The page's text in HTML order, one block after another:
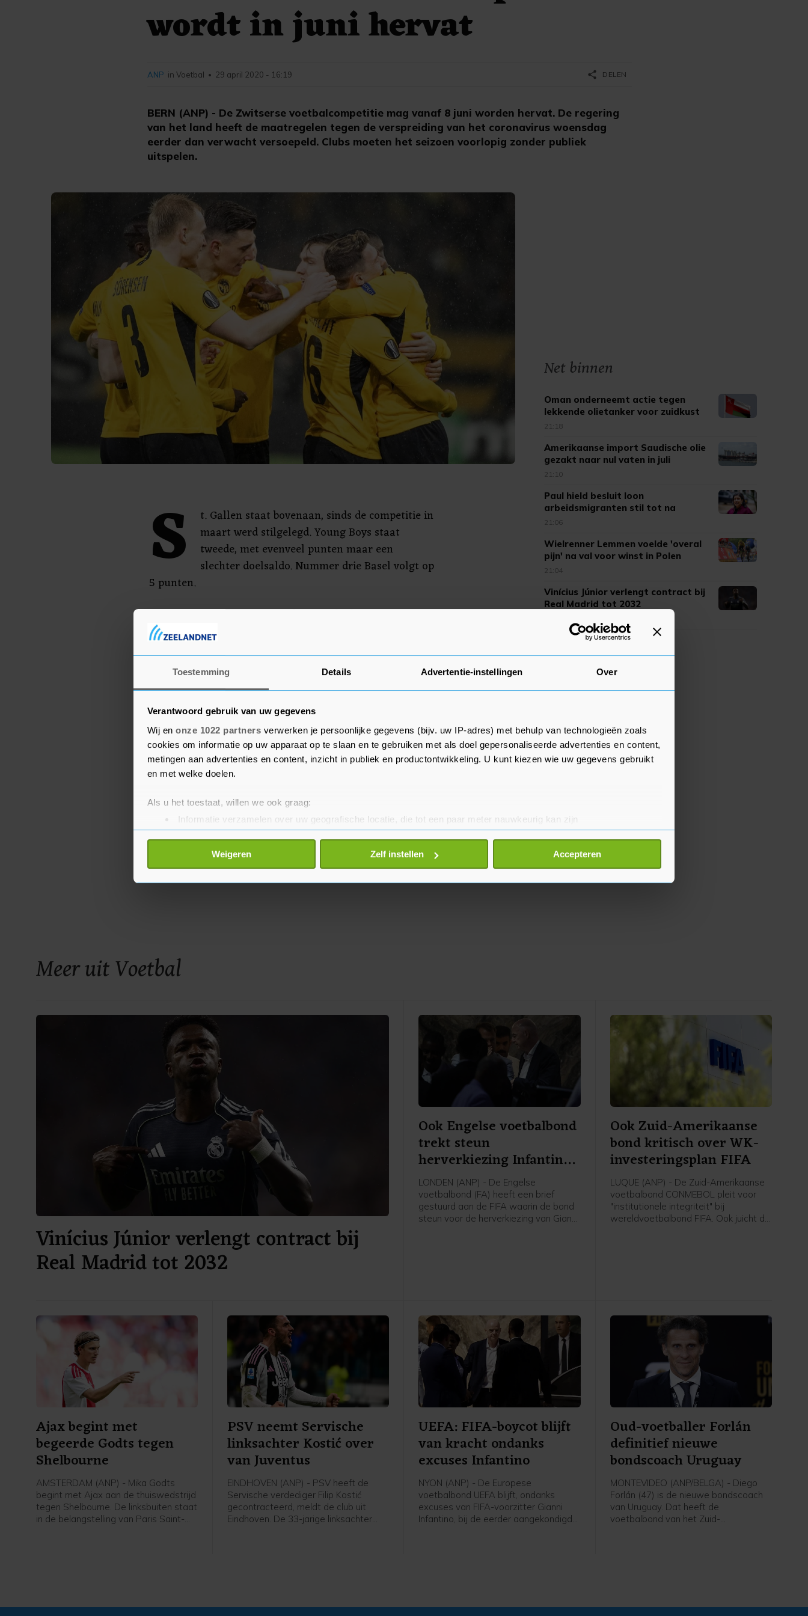
Toestemming Details Advertentie-instellingen Over
Verantwoord gebruik van uw gegevens
Wij en onze 1022 partners verwerken je persoonlijke gegevens (bijv. uw IP-adres) met behulp van technologieën zoals
cookies om informatie op uw apparaat op te slaan en te gebruiken met als doel gepersonaliseerde advertenties en content,
metingen aan advertenties en content, inzicht in publiek en productontwikkeling. U kunt kiezen wie uw gegevens gebruikt
en met welke doelen.
Als u het toestaat, willen we ook graag:
Informatie verzamelen over uw geografische locatie, die tot een paar meter nauwkeurig kan zijn
Uw apparaat identificeren door het actief te scannen op specifieke eigenschappen (fingerprinting)
Lees meer over hoe uw persoonlijke gegevens worden verwerkt en stel uw voorkeuren in het
detailgedeelte
toestemming op elk moment wijzigen of intrekken in de Cookieverklaring.
Weigeren Zelf instellen Accepteren
wordt in juni hervat
BERN (ANP) - De Zwitserse voetbalcompetitie mag vanaf 8 juni worden hervat. De regering
van het land heeft de maatregelen tegen de verspreiding van het coronavirus woensdag
eerder dan verwacht versoepeld. Clubs moeten het seizoen voorlopig zonder publiek
uitspelen.
ANP in Voetbal • 29 april 2020 - 16:19 share DELEN
S
t. Gallen staat bovenaan, sinds de competitie in
maart werd stilgelegd. Young Boys staat
tweede, met evenveel punten maar een
slechter doelsaldo. Nummer drie Basel volgt op
5 punten.
Grote evenementen zijn voorlopig verboden in
Zwitserland. De voor 20 augustus geplande
gaat niet door.
Meer uit Voetbal
Vinícius Júnior verlengt contract bij
Real Madrid tot 2032
Ook Engelse voetbalbond
trekt steun
herverkiezing Infantino
in
LONDEN (ANP) - De Engelse
voetbalbond (FA) heeft een brief
gestuurd aan de FIFA waarin de bond
steun voor de herverkiezing van Gianni
WK voetbal.
Ook Zuid-Amerikaanse
bond kritisch over WK-
investeringsplan FIFA
LUQUE (ANP) - De Zuid-Amerikaanse
voetbalbond CONMEBOL pleit voor
"institutionele integriteit" bij
wereldvoetbalbond FIFA. Ook juicht de
Ajax begint met
begeerde Godts tegen
Shelbourne
AMSTERDAM (ANP) - Mika Godts
begint met Ajax aan de thuiswedstrijd
tegen Shelbourne. De linksbuiten staat
in de belangstelling van Paris Saint-
PSV neemt Servische
linksachter Kostić over
van Juventus
EINDHOVEN (ANP) - PSV heeft de
Servische verdediger Filip Kostić
gecontracteerd, meldt de club uit
Eindhoven. De 33-jarige linksachter
UEFA: FIFA-boycot blijft
van kracht ondanks
excuses Infantino
NYON (ANP) - De Europese
voetbalbond UEFA blijft, ondanks
excuses van FIFA-voorzitter Gianni
Infantino, bij de eerder aangekondigde
Oud-voetballer Forlán
definitief nieuwe
bondscoach Uruguay
MONTEVIDEO (ANP/BELGA) - Diego
Forlán (47) is de nieuwe bondscoach
van Uruguay. Dat heeft de
voetbalbond van het Zuid-
Net binnen
Oman onderneemt actie tegen
lekkende olietanker voor zuidkust
21:18
Amerikaanse import Saudische olie
gezakt naar nul vaten in juli
21:10
Paul hield besluit loon
arbeidsmigranten stil tot na
verkiezingen
21:06
Wielrenner Lemmen voelde 'overal
pijn' na val voor winst in Polen
21:04
Vinícius Júnior verlengt contract bij
Real Madrid tot 2032